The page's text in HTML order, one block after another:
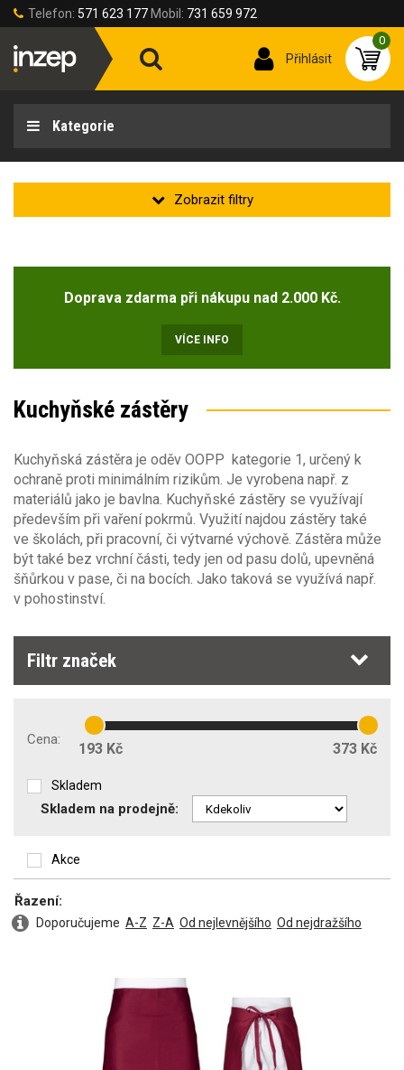
Telefon: 571 623 177 Mobil: 731 659 972
Přihlásit
0
Kategorie
Velikost oděvů
182(6)
Barva
Sezóna
Sezóna
jaro/podzim(3)
léto
Materiál
Gramáž [g/m2]
Stretch materiál
Obecné vlastnosti
Typ oděvu
Příprava na strojní vyšívání
Střih oděvu
Počet kapes
Kapsa na mobil
Odepínací kapuce
Zesílená ramena
Doprava zdarma při nákupu nad 2.000 Kč.
VÍCE INFO
Kuchyňské zástěry
Kuchyňská zástěra je oděv OOPP kategorie 1, určený k
ochraně proti minimálním rizikům. Je vyrobena např. z
materiálů jako je bavlna. Kuchyňské zástěry se využívají
především při vaření pokrmů. Využití najdou zástěry také
ve školách, při pracovní, či výtvarné výchově. Zástěra může
být také bez vrchní části, tedy jen od pasu dolů, upevněná
šňůrkou v pase, či na bocích. Jako taková se využívá např.
v pohostinství.
Filtr značek
Cena:
193 Kč 373 Kč
Skladem
Skladem na prodejně:
Řazení:
Doporučujeme A-Z Z-A Od nejlevnějšího Od nejdražšího
Akce